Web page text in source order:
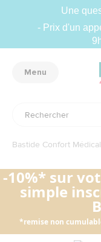
Une
- Prix d'un
Menu
Bastide Confort Médical
-10%* sur
simple
*remise non